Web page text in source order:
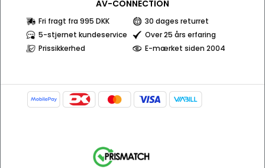
AV-CONNECTION
Fri fragt fra 995 DKK
30 dages returret
5-stjernet kundeservice
Over 25 års erfaring
Prissikkerhed
E-mærket siden 2004